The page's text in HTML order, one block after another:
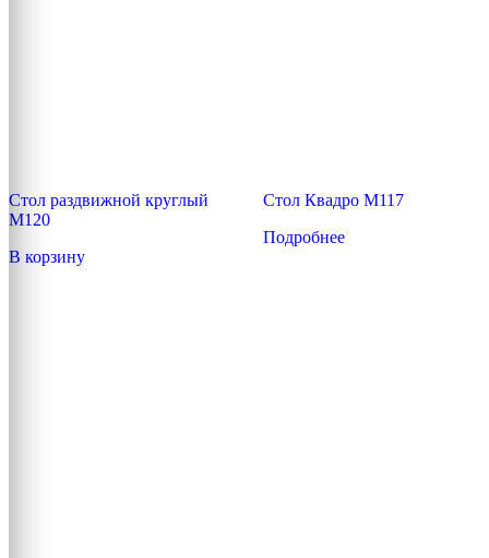
Стол раздвижной круглый
М120
В корзину
Стол Квадро М117
Подробнее